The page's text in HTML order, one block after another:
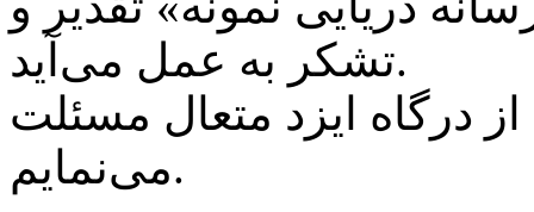
تشکر به عمل می‌آید.
درگاه ایزد متعال مسئلت
می‌نمایم.